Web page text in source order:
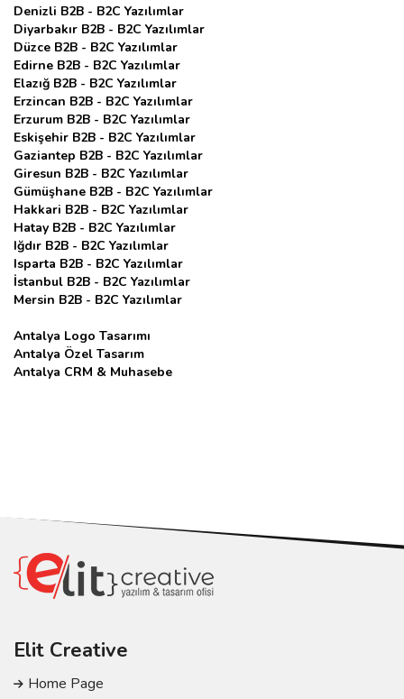
Denizli B2B - B2C Yazılımlar
Diyarbakır B2B - B2C Yazılımlar
Düzce B2B - B2C Yazılımlar
Edirne B2B - B2C Yazılımlar
Elazığ B2B - B2C Yazılımlar
Erzincan B2B - B2C Yazılımlar
Erzurum B2B - B2C Yazılımlar
Eskişehir B2B - B2C Yazılımlar
Gaziantep B2B - B2C Yazılımlar
Giresun B2B - B2C Yazılımlar
Gümüşhane B2B - B2C Yazılımlar
Hakkari B2B - B2C Yazılımlar
Hatay B2B - B2C Yazılımlar
Iğdır B2B - B2C Yazılımlar
Isparta B2B - B2C Yazılımlar
İstanbul B2B - B2C Yazılımlar
Mersin B2B - B2C Yazılımlar
Antalya Logo Tasarımı
Antalya Özel Tasarım
Antalya CRM & Muhasebe
Elit Creative
Home Page